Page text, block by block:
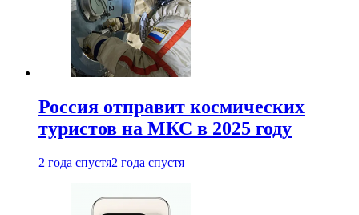
Россия отправит космических
туристов на МКС в 2025 году
2 года спустя2 года спустя